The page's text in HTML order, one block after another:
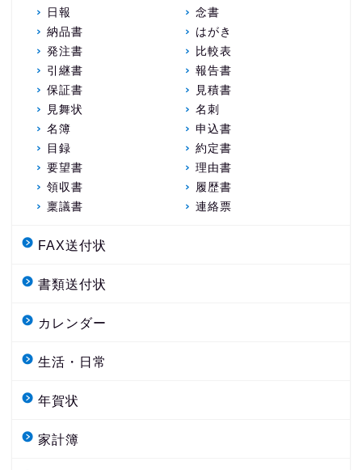
日報
念書
納品書
はがき
発注書
比較表
引継書
報告書
保証書
見積書
見舞状
名刺
名簿
申込書
目録
約定書
要望書
理由書
領収書
履歴書
稟議書
連絡票
FAX送付状
書類送付状
カレンダー
生活・日常
年賀状
家計簿